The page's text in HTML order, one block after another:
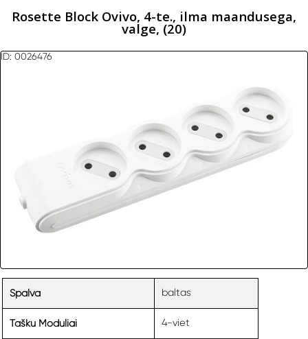
Rosette Block Ovivo, 4-te., ilma maandusega,
valge, (20)
ID: 0026476
Spalva baltas
Tašku Moduliai 4-viet